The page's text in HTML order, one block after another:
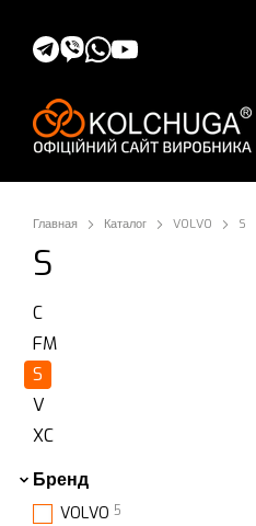
Главная Каталог VOLVO S
S
C
FM
S
V
XC
Бренд
VOLVO 5